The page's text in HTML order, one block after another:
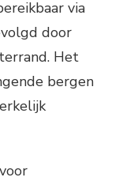
via
door
Het
bergen